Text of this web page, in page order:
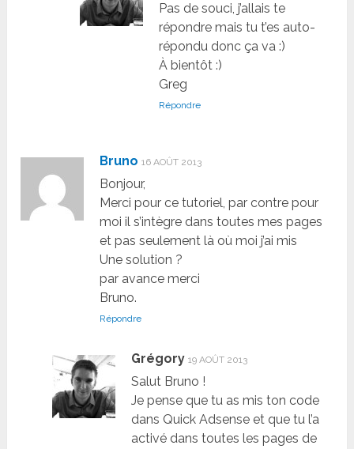
Pas de souci, j’allais te
répondre mais tu t’es auto-
répondu donc ça va :)
À bientôt :)
Greg
Répondre
Bruno 16 AOÛT 2013
Bonjour,
Merci pour ce tutoriel, par contre pour
moi il s’intègre dans toutes mes pages
et pas seulement là où moi j’ai mis
Une solution ?
par avance merci
Bruno.
Répondre
Grégory 19 AOÛT 2013
Salut Bruno !
Je pense que tu as mis ton code
dans Quick Adsense et que tu l’a
activé dans toutes les pages de